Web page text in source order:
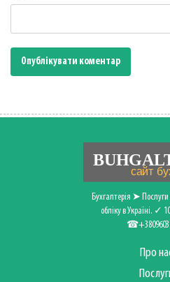
Бухгалтерія ➤ Послуги
обліку в Україні. ✓
Про